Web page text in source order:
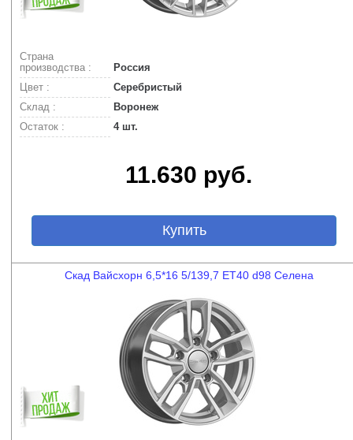
Страна
производства :
Россия
Цвет :
Серебристый
Склад :
Воронеж
Остаток :
4 шт.
11.630 руб.
Купить
Скад Вайсхорн 6,5*16 5/139,7 ET40 d98 Селена